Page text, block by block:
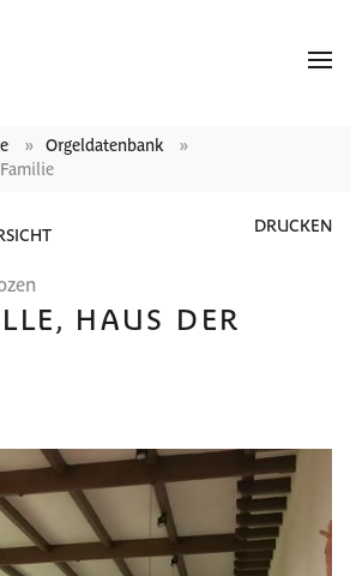
Orgeldatenbank
DRUCKEN
HAUS DER